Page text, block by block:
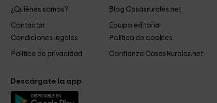
¿Quiénes somos? Blog Casasrurales.net
Contactar
Equipo editorial
Condiciones legales
Política de cookies
Política de privacidad Confianza CasasRurales.net
Descárgate la app